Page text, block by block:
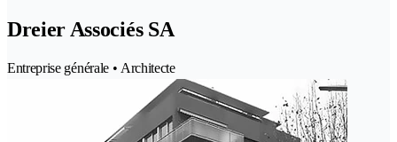
Dreier Associés SA
Entreprise générale • Architecte